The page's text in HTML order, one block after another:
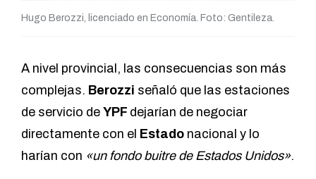
Hugo Berozzi, licenciado en Economía. Foto: Gentileza.
A nivel provincial, las consecuencias son más
complejas. Berozzi señaló que las estaciones
de servicio de YPF dejarían de negociar
directamente con el Estado nacional y lo
harían con «un fondo buitre de Estados Unidos».